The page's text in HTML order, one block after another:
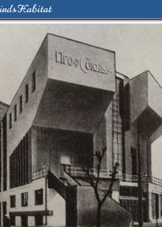
Habitat